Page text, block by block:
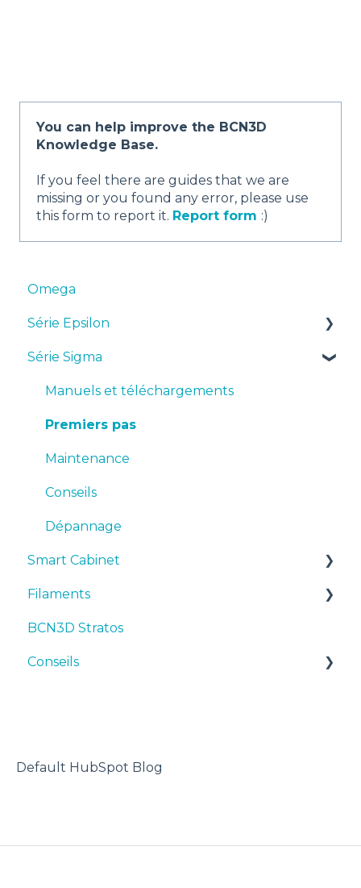
You can help improve the BCN3D
Knowledge Base.
If you feel there are guides that we are
missing or you found any error, please use
this form to report it. Report form :)
Omega
Série Epsilon
Manuels et téléchargements
Premiers pas
Maintenance
Conseils
Dépannage
Série Sigma
Manuels et téléchargements
Premiers pas
Maintenance
Conseils
Dépannage
Smart Cabinet
Manuals & Downloads
First steps
Maintenance
Filaments
Suggestions
TPU
BCN3D Stratos
Conseils
Default HubSpot Blog